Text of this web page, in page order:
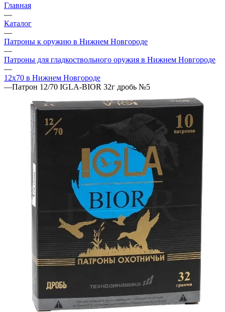
Главная
—
Каталог
—
Патроны к оружию в Нижнем Новгороде
—
Патроны для гладкоствольного оружия в Нижнем Новгороде
—
12х70 в Нижнем Новгороде
—Патрон 12/70 IGLA-BIOR 32г дробь №5